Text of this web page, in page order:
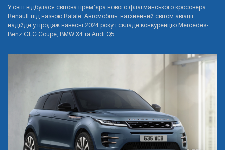
У світі відбулася світова прем’єра нового флагманського кросовера
Renault під назвою Rafale. Автомобіль, натхненний світом авіації,
надійде у продаж навесні 2024 року і складе конкуренцію Mercedes-
Benz GLC Coupe, BMW X4 та Audi Q5 ...